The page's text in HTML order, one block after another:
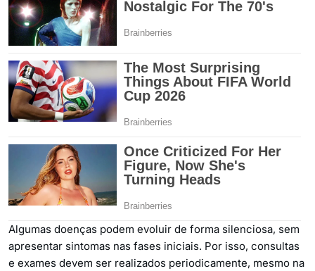
Algumas doenças podem evoluir de forma silenciosa, sem
apresentar sintomas nas fases iniciais. Por isso, consultas
e exames devem ser realizados periodicamente, mesmo na